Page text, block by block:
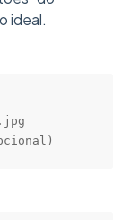
ideal.